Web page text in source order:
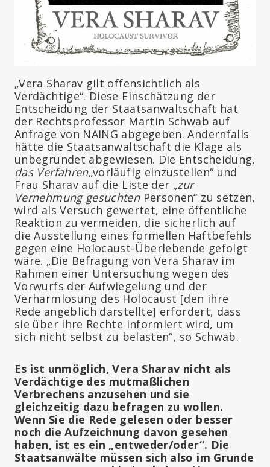
„Vera Sharav gilt offensichtlich als
Verdächtige“. Diese Einschätzung der
Entscheidung der Staatsanwaltschaft hat
der Rechtsprofessor Martin Schwab auf
Anfrage von NAING abgegeben. Andernfalls
hätte die Staatsanwaltschaft die Klage als
unbegründet abgewiesen. Die Entscheidung,
das Verfahren„vorläufig einzustellen“ und
Frau Sharav auf die Liste der „zur
Vernehmung gesuchtenPersonen“ zu setzen,
wird als Versuch gewertet, eine öffentliche
Reaktion zu vermeiden, die sicherlich auf
die Ausstellung eines formellen Haftbefehls
gegen eine Holocaust-Überlebende gefolgt
wäre. „Die Befragung von Vera Sharav im
Rahmen einer Untersuchung wegen des
Vorwurfs der Aufwiegelung und der
Verharmlosung des Holocaust [den ihre
Rede angeblich darstellte] erfordert, dass
sie über ihre Rechte informiert wird, um
sich nicht selbst zu belasten“, so Schwab.
Es ist unmöglich, Vera Sharav nicht als
Verdächtige des mutmaßlichen
Verbrechens anzusehen und sie
gleichzeitig dazu befragen zu wollen.
Wenn Sie die Rede gelesen oder besser
noch die Aufzeichnung davon gesehen
haben, ist es ein „entweder/oder“. Die
Staatsanwälte müssen sich also im Grunde